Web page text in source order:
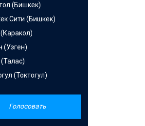
(Бишкек)
Сити (Бишкек)
(Узген)
(Токтогул)
Голосовать